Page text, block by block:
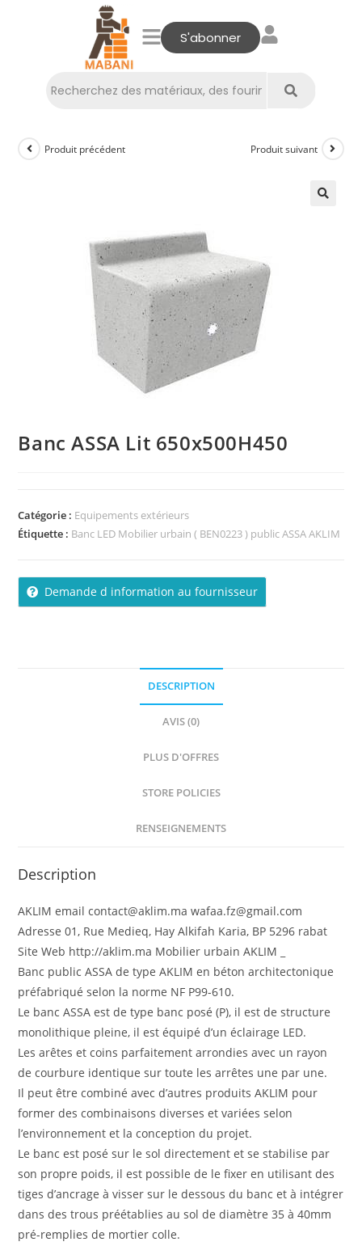
S'abonner
Produit précédent Produit suivant
Banc ASSA Lit 650x500H450
Catégorie : Equipements extérieurs
Étiquette : Banc LED Mobilier urbain ( BEN0223 ) public ASSA AKLIM
Demande d information au fournisseur
DESCRIPTION
AVIS (0)
PLUS D'OFFRES
STORE POLICIES
RENSEIGNEMENTS
Description
AKLIM email contact@aklim.ma wafaa.fz@gmail.com
Adresse 01, Rue Medieq, Hay Alkifah Karia, BP 5296 rabat
Site Web http://aklim.ma Mobilier urbain AKLIM _
Banc public ASSA de type AKLIM en béton architectonique
préfabriqué selon la norme NF P99-610.
Le banc ASSA est de type banc posé (P), il est de structure
monolithique pleine, il est équipé d’un éclairage LED.
Les arêtes et coins parfaitement arrondies avec un rayon
de courbure identique sur toute les arrêtes une par une.
Il peut être combiné avec d’autres produits AKLIM pour
former des combinaisons diverses et variées selon
l’environnement et la conception du projet.
Le banc est posé sur le sol directement et se stabilise par
son propre poids, il est possible de le fixer en utilisant des
tiges d’ancrage à visser sur le dessous du banc et à intégrer
dans des trous préétablies au sol de diamètre 35 à 40mm
pré-remplies de mortier colle.